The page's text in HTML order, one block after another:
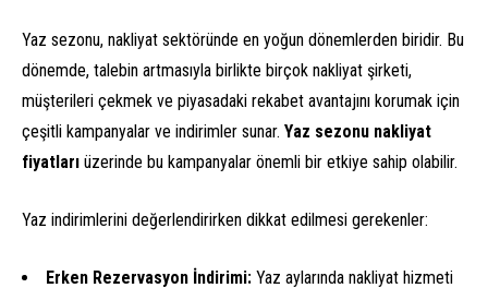
Yaz sezonu, nakliyat sektöründe en yoğun dönemlerden biridir. Bu
dönemde, talebin artmasıyla birlikte birçok nakliyat şirketi,
müşterileri çekmek ve piyasadaki rekabet avantajını korumak için
çeşitli kampanyalar ve indirimler sunar. Yaz sezonu nakliyat
fiyatları üzerinde bu kampanyalar önemli bir etkiye sahip olabilir.
Yaz indirimlerini değerlendirirken dikkat edilmesi gerekenler:
Erken Rezervasyon İndirimi: Yaz aylarında nakliyat hizmeti